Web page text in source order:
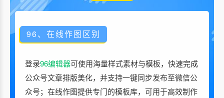
96、在线作图区别
登录96编辑器可使用海量样式素材与模板，快速完成
公众号文章排版美化，并支持一键同步发布至微信公
众号；在线作图提供专门的模板库，可用于高效制作